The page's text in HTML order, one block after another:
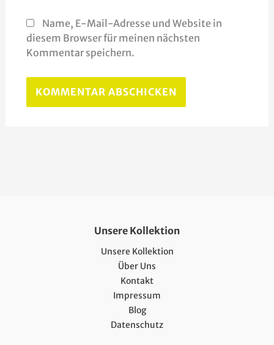
Name, E-Mail-Adresse und Website in
diesem Browser für meinen nächsten
Kommentar speichern.
Unsere Kollektion
Unsere Kollektion
Über Uns
Kontakt
Impressum
Blog
Datenschutz